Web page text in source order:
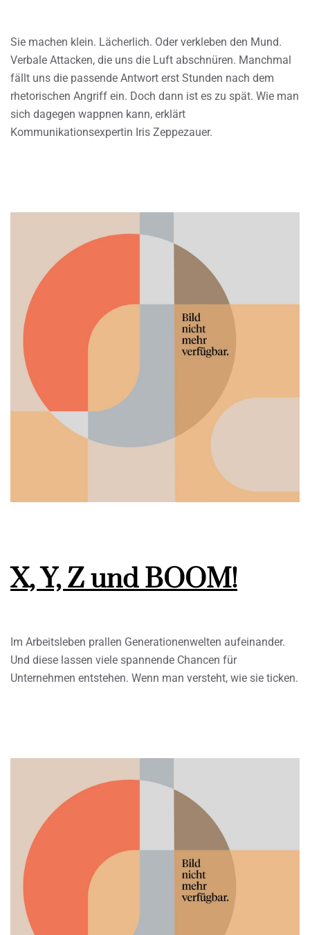
Sie machen klein. Lächerlich. Oder verkleben den Mund.
Verbale Attacken, die uns die Luft abschnüren. Manchmal
fällt uns die passende Antwort erst Stunden nach dem
rhetorischen Angriff ein. Doch dann ist es zu spät. Wie man
sich dagegen wappnen kann, erklärt
Kommunikationsexpertin Iris Zeppezauer.
X, Y, Z und BOOM!
Im Arbeitsleben prallen Generationenwelten aufeinander.
Und diese lassen viele spannende Chancen für
Unternehmen entstehen. Wenn man versteht, wie sie ticken.